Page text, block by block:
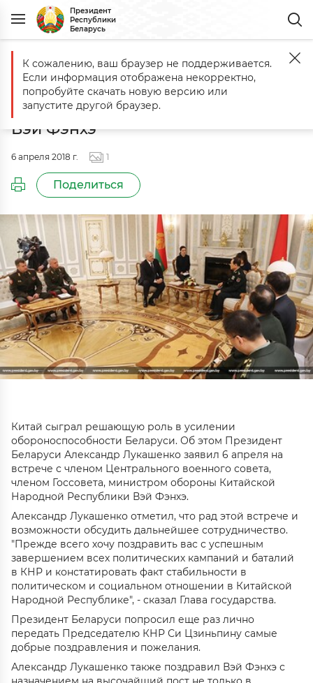
Президент
Республики
Беларусь
Главная События Встреча с министром обороны Китайской
Встреча с министром обороны
Китайской Народной Республики
Вэй Фэнхэ
6 апреля 2018 г. 1
Поделиться
Китай сыграл решающую роль в усилении
обороноспособности Беларуси. Об этом Президент
Беларуси Александр Лукашенко заявил 6 апреля на
встрече с членом Центрального военного совета,
членом Госсовета, министром обороны Китайской
Народной Республики Вэй Фэнхэ.
Александр Лукашенко отметил, что рад этой встрече и
возможности обсудить дальнейшее сотрудничество.
"Прежде всего хочу поздравить вас с успешным
завершением всех политических кампаний и баталий
в КНР и констатировать факт стабильности в
политическом и социальном отношении в Китайской
Народной Республике", - сказал Глава государства.
Президент Беларуси попросил еще раз лично
передать Председателю КНР Си Цзиньпину самые
добрые поздравления и пожелания.
Александр Лукашенко также поздравил Вэй Фэнхэ с
К сожалению, ваш браузер не поддерживается.
Если информация отображена некорректно,
попробуйте скачать новую версию или
запустите другой браузер.